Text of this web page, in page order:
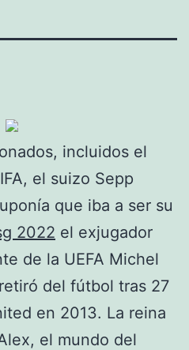
incluidos el
el suizo Sepp
que iba a ser su
2022 el exjugador
de la UEFA Michel
del fútbol tras 27
en 2013. La reina
el mundo del